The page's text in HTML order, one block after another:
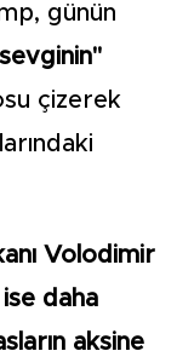
günün
çizerek
Volodimir
daha
aksine